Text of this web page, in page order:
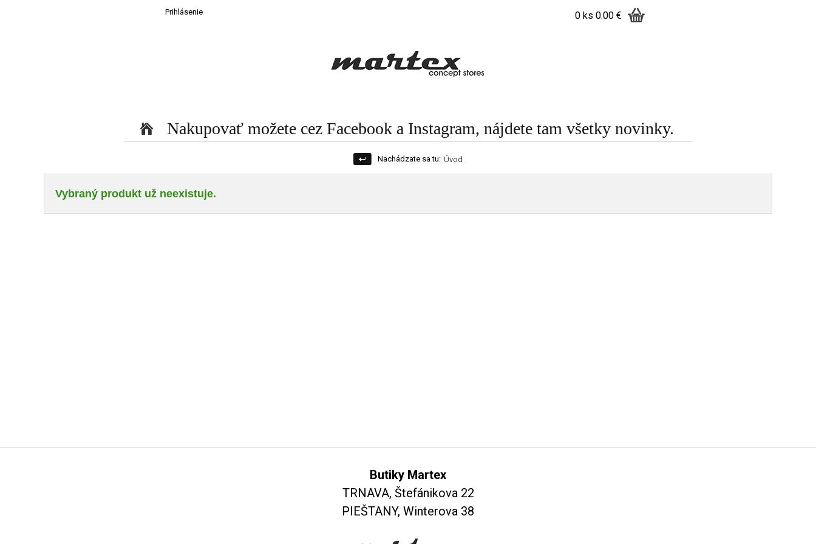
Prihlásenie 0 ks 0.00 €
Nakupovať možete cez Facebook a Instagram, nájdete tam všetky novinky.
Nachádzate sa tu: Úvod
Vybraný produkt už neexistuje.
Butiky Martex
TRNAVA, Štefánikova 22
PIEŠTANY, Winterova 38